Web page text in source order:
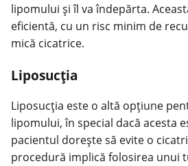
lipomului și îl va îndepărta.
eficientă, cu un risc minim de
mică cicatrice.
Liposucția
Liposucția este o altă opțiune
lipomului, în special dacă acesta
pacientul dorește să evite o
procedură implică folosirea unui